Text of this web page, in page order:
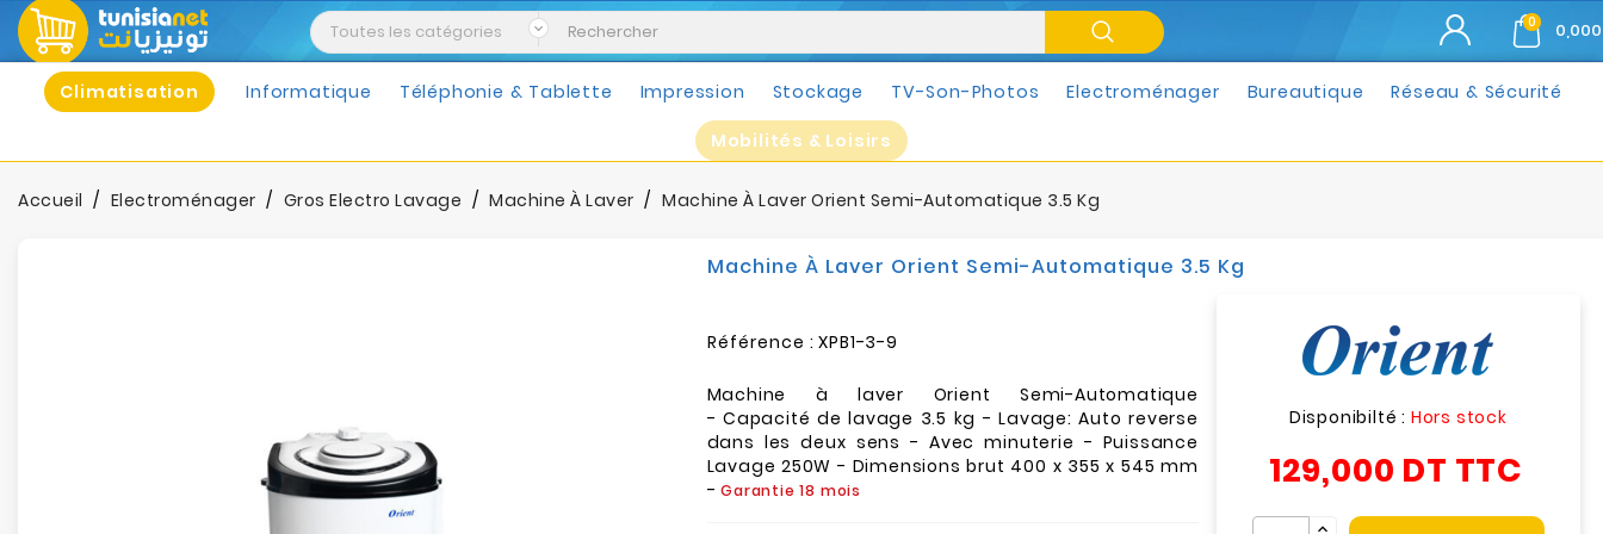
0
Climatisation Informatique Téléphonie & Tablette Impression Stockage TV-Son-Photos Electroménager Bureautique Réseau & Sécurité
Mobilités & Loisirs
Accueil Electroménager Gros Electro Lavage Machine À Laver Machine À Laver Orient Semi-Automatique 3.5 Kg
Machine À Laver Orient Semi-Automatique 3.5 Kg
Référence : XPB1-3-9
Machine à laver Orient Semi-Automatique
- Capacité de lavage 3.5 kg - Lavage: Auto reverse
dans les deux sens - Avec minuterie - Puissance
Lavage 250W - Dimensions brut 400 x 355 x 545 mm
-Garantie 18 mois
Disponibilté : Hors stock
129,000 DT TTC